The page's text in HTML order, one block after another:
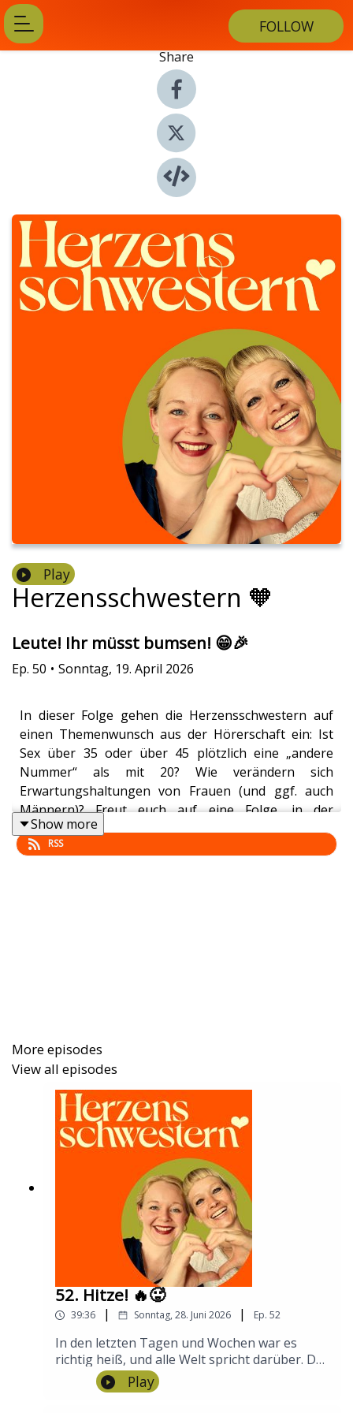
FOLLOW
Share
Play
Herzensschwestern 🧡
Leute! Ihr müsst bumsen! 😁🎉
Ep. 50 • Sonntag, 19. April 2026
In dieser Folge gehen die Herzensschwestern auf
einen Themenwunsch aus der Hörerschaft ein: Ist
Sex über 35 oder über 45 plötzlich eine „andere
Nummer“ als mit 20? Wie verändern sich
Erwartungshaltungen von Frauen (und ggf. auch
Männern)? Freut euch auf eine Folge, in der
Christine und Annika über vergangene Zeiten
sprechen, aber auch einen Blick in die Zukunft
christine@herzensschwestern.fm
annika@herzensschwestern.fm
Show more
RSS
More episodes
View all episodes
52. Hitze! 🔥🥵
39:36 | Sonntag, 28. Juni 2026 | Ep. 52
In den letzten Tagen und Wochen war es
richtig heiß, und alle Welt spricht darüber. Das
tun die Herzensschwestern Christine und
Annika jetzt einfach auch. Setzt euch zu uns
an den Pool, lasst die Beine ins Wasser
Play